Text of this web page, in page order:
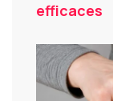
efficaces